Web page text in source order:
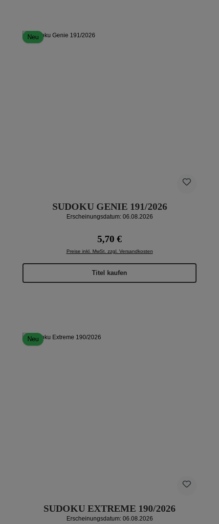
Neu
SUDOKU GENIE 191/2026
Erscheinungsdatum: 06.08.2026
Regulärer Preis:
5,70 €
Preise inkl. MwSt. zzgl. Versandkosten
Titel kaufen
Neu
SUDOKU EXTREME 190/2026
Erscheinungsdatum: 06.08.2026